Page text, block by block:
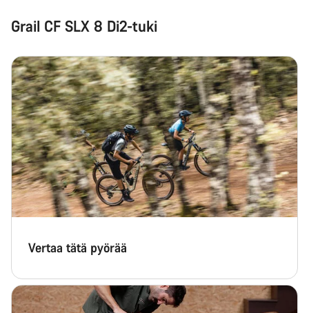
Grail CF SLX 8 Di2-tuki
Vertaa tätä pyörää